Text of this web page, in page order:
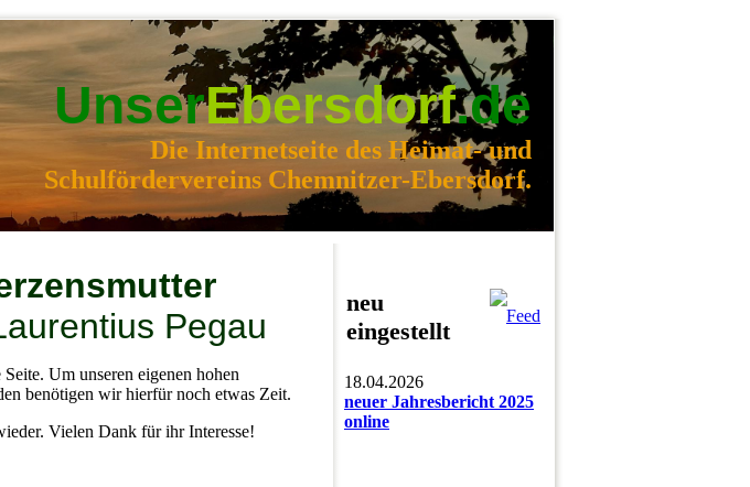
UnserEbersdorf.de
Die Internetseite des Heimat- und
Schulfördervereins Chemnitzer-Ebersdorf.
Pegau
Um unseren eigenen hohen
benötigen wir hierfür noch etwas Zeit.
Vielen Dank für ihr Interesse!
neu
eingestellt
18.04.2026
neuer Jahresbericht 2025
online